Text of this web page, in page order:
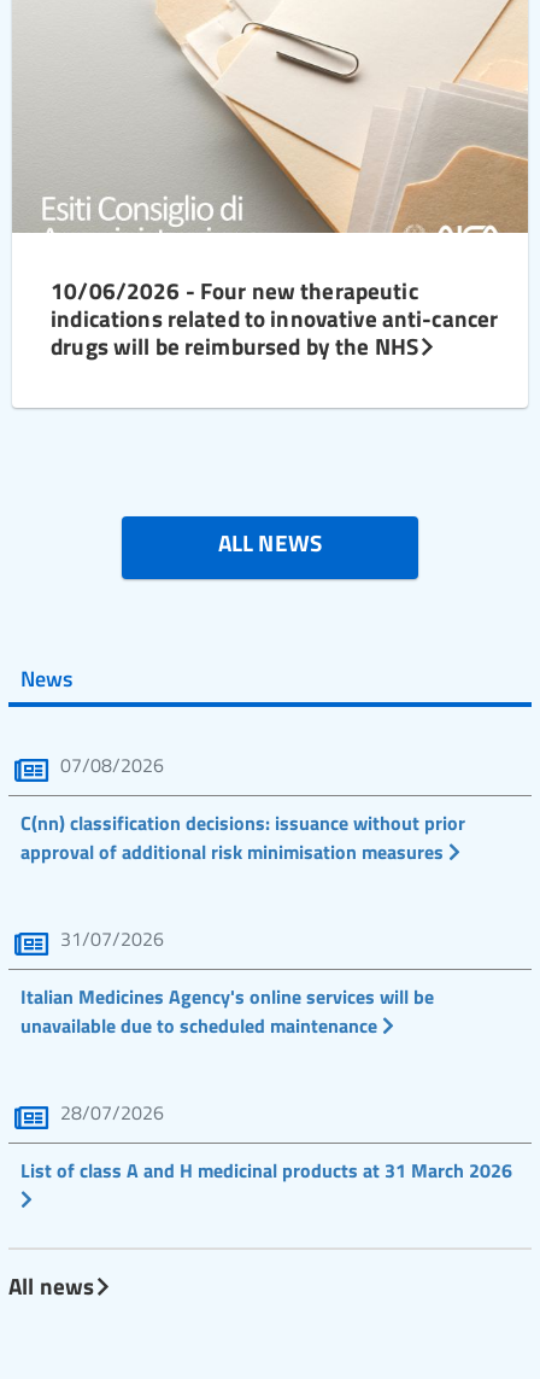
10/06/2026 - Four new therapeutic
indications related to innovative anti-cancer
drugs will be reimbursed by the NHS
ALL NEWS
News
07/08/2026
C(nn) classification decisions: issuance without prior
approval of additional risk minimisation measures
31/07/2026
Italian Medicines Agency's online services will be
unavailable due to scheduled maintenance
28/07/2026
List of class A and H medicinal products at 31 March 2026
All news